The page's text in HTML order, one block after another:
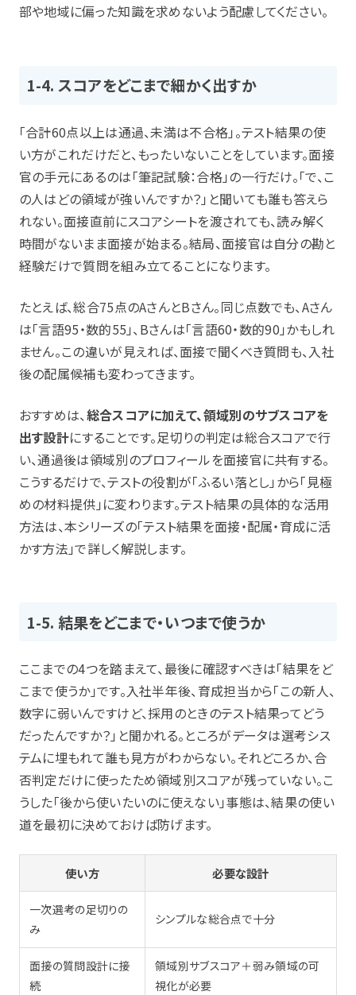
部や地域に偏った知識を求めないよう配慮してください。
1-4. スコアをどこまで細かく出すか
「合計60点以上は通過、未満は不合格」。テスト結果の使
い方がこれだけだと、もったいないことをしています。面接
官の手元にあるのは「筆記試験：合格」の一行だけ。「で、こ
の人はどの領域が強いんですか？」と聞いても誰も答えら
れない。面接直前にスコアシートを渡されても、読み解く
時間がないまま面接が始まる。結局、面接官は自分の勘と
経験だけで質問を組み立てることになります。
たとえば、総合75点のAさんとBさん。同じ点数でも、Aさん
は「言語95・数的55」、Bさんは「言語60・数的90」かもしれ
ません。この違いが見えれば、面接で聞くべき質問も、入社
後の配属候補も変わってきます。
おすすめは、総合スコアに加えて、領域別のサブスコアを
出す設計にすることです。足切りの判定は総合スコアで行
い、通過後は領域別のプロフィールを面接官に共有する。
こうするだけで、テストの役割が「ふるい落とし」から「見極
めの材料提供」に変わります。テスト結果の具体的な活用
方法は、本シリーズの「テスト結果を面接・配属・育成に活
かす方法」で詳しく解説します。
1-5. 結果をどこまで・いつまで使うか
ここまでの4つを踏まえて、最後に確認すべきは「結果をど
こまで使うか」です。入社半年後、育成担当から「この新人、
数字に弱いんですけど、採用のときのテスト結果ってどう
だったんですか？」と聞かれる。ところがデータは選考シス
テムに埋もれて誰も見方がわからない。それどころか、合
否判定だけに使ったため領域別スコアが残っていない。こ
うした「後から使いたいのに使えない」事態は、結果の使い
道を最初に決めておけば防げます。
使い方 必要な設計
一次選考の足切りの
み
シンプルな総合点で十分
面接の質問設計に接
続
領域別サブスコア＋弱み領域の可
視化が必要